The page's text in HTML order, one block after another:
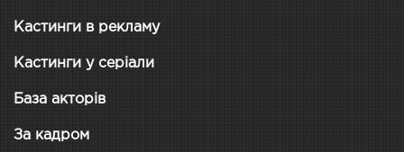
Кастинги в рекламу
Кастинги у серіали
База акторів
За кадром